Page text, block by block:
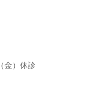
）休診